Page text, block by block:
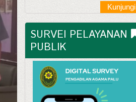
Kunjungi
SURVEI PELAYANAN
PUBLIK